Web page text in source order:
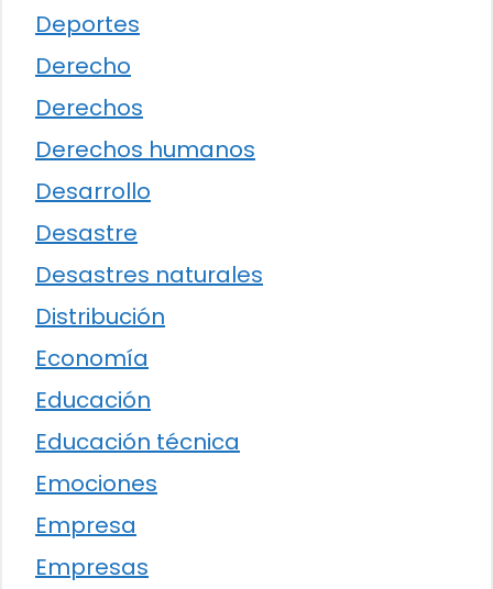
Deportes
Derecho
Derechos
Derechos humanos
Desarrollo
Desastre
Desastres naturales
Distribución
Economía
Educación
Educación técnica
Emociones
Empresa
Empresas